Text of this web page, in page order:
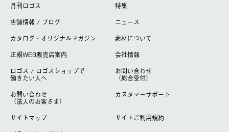
月刊ロゴス
特集
店舗情報 / ブログ
ニュース
カタログ・オリジナルマガジン
素材について
正規WEB販売店案内
会社情報
ロゴス / ロゴスショップで
働きたい人へ
お問い合わせ
（総合受付）
お問い合わせ
（法人のお客さま）
カスタマーサポート
サイトマップ
サイトご利用規約